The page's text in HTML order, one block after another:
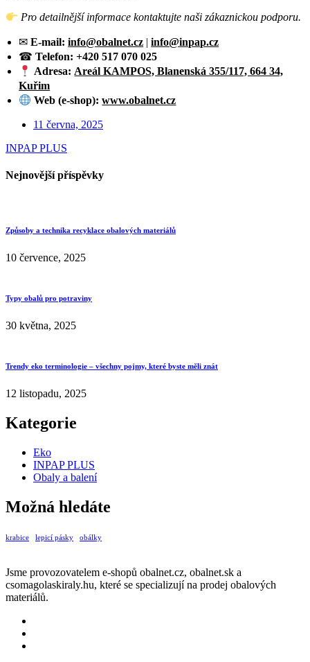
Pro detailnější informace kontaktujte naši zákaznickou podporu.
✉E-mail: info@obalnet.cz |info@inpap.cz
☎Telefon: +420 517 070 025
Adresa: Areál KAMPOS, Blanenská 355/117, 664 34,
Kuřim
Web (e-shop): www.obalnet.cz
11 června, 2025
INPAP PLUS
Nejnovější příspěvky
Způsoby a technika recyklace obalových materiálů
10 července, 2025
Typy obalů pro potraviny
30 května, 2025
Trendy eko terminologie – všechny pojmy, které byste měli znát
12 listopadu, 2025
Kategorie
Eko
INPAP PLUS
Obaly a balení
Možná hledáte
krabice lepicí pásky obálky
Jsme provozovatelem e-shopů obalnet.cz, obalnet.sk a
csomagolaskiraly.hu, které se specializují na prodej obalových
materiálů.